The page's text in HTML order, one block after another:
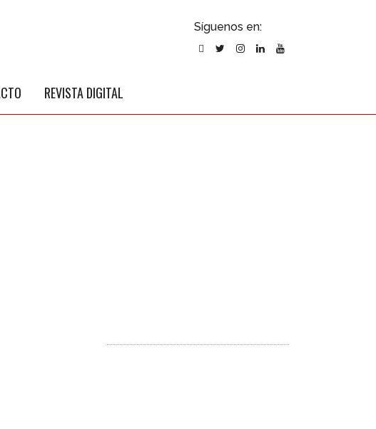
Síguenos en:
REVISTA DIGITAL